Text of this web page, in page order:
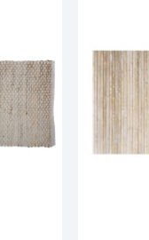
Arroyo
en segundos